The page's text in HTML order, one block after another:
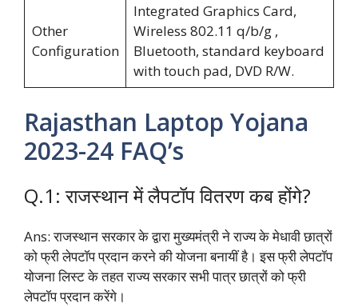
Other
Configuration
Integrated Graphics Card,
Wireless 802.11 q/b/g ,
Bluetooth, standard keyboard
with touch pad, DVD R/W.
Rajasthan Laptop Yojana
2023-24 FAQ’s
Q.1: राजस्थान में लैपटॉप वितरण कब होंगे?
Ans: राजस्थान सरकार के द्वारा मुख्यमंत्री ने राज्य के मेधावी छात्रों
को फ्री लेपटॉप प्रदान करने की योजना बनायीं है। इस फ्री लेपटॉप
योजना लिस्ट के तहत राज्य सरकार सभी पात्र छात्रों को फ्री
लेपटॉप प्रदान करेंगे।